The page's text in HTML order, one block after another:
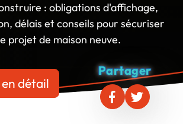
: obligations d'affichage,
délais et conseils pour sécuriser
projet de maison neuve.
détail
Partager